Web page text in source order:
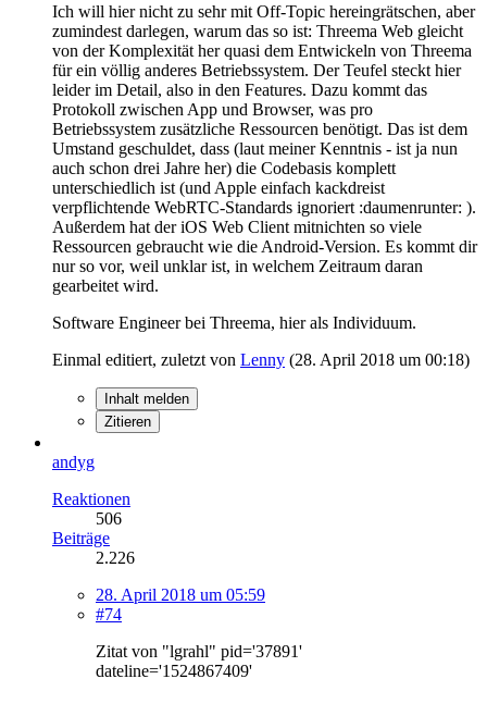
Ich will hier nicht zu sehr mit Off-Topic hereingrätschen, aber
zumindest darlegen, warum das so ist: Threema Web gleicht
von der Komplexität her quasi dem Entwickeln von Threema
für ein völlig anderes Betriebssystem. Der Teufel steckt hier
leider im Detail, also in den Features. Dazu kommt das
Protokoll zwischen App und Browser, was pro
Betriebssystem zusätzliche Ressourcen benötigt. Das ist dem
Umstand geschuldet, dass (laut meiner Kenntnis - ist ja nun
auch schon drei Jahre her) die Codebasis komplett
unterschiedlich ist (und Apple einfach kackdreist
verpflichtende WebRTC-Standards ignoriert :daumenrunter: ).
Außerdem hat der iOS Web Client mitnichten so viele
Ressourcen gebraucht wie die Android-Version. Es kommt dir
nur so vor, weil unklar ist, in welchem Zeitraum daran
gearbeitet wird.
Software Engineer bei Threema, hier als Individuum.
Einmal editiert, zuletzt von Lenny (28. April 2018 um 00:18)
Inhalt melden
Zitieren
andyg
Reaktionen
506
Beiträge
2.226
28. April 2018 um 05:59
#74
Zitat von "lgrahl" pid='37891'
dateline='1524867409'